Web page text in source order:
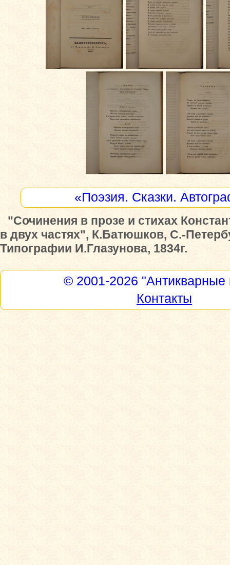
«Поэзия. Сказки.
"Сочинения в прозе и стихах
в двух частях", К.Батюшков, С.-
Типографии И.Глазунова, 1834г.
© 2001-2026 "Антикварные
Контакты